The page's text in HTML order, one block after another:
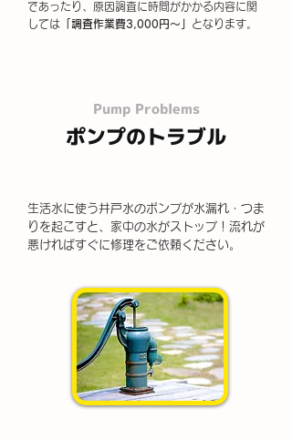
であったり、原因調査に時間がかかる内容に関
しては 「調査作業費3,000円～」 となります。
Pump Problems
ポンプのトラブル
生活水に使う井戸水のポンプが水漏れ・つま
りを起こすと、家中の水がストップ！流れが
悪ければすぐに修理をご依頼ください。